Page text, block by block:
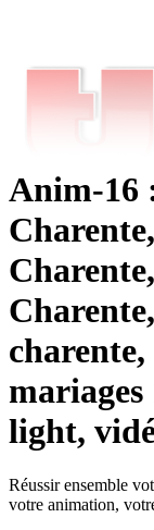
Anim-16
mariages
light,
Réussir ensemble
votre animation,